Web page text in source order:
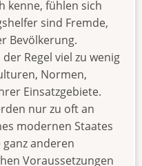
kenne, fühlen sich
sind Fremde,
Bevölkerung.
Regel viel zu wenig
Normen,
Einsatzgebiete.
nur zu oft an
modernen Staates
anderen
Voraussetzungen